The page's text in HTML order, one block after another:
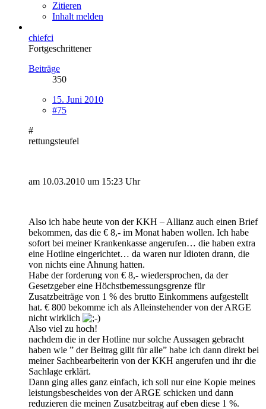
Zitieren
Inhalt melden
chiefci
Fortgeschrittener
Beiträge
350
15. Juni 2010
#75
#
rettungsteufel
am 10.03.2010 um 15:23 Uhr
Also ich habe heute von der KKH – Allianz auch einen Brief
bekommen, das die € 8,- im Monat haben wollen. Ich habe
sofort bei meiner Krankenkasse angerufen… die haben extra
eine Hotline eingerichtet… da waren nur Idioten drann, die
von nichts eine Ahnung hatten.
Habe der forderung von € 8,- wiedersprochen, da der
Gesetzgeber eine Höchstbemessungsgrenze für
Zusatzbeiträge von 1 % des brutto Einkommens aufgestellt
hat. € 800 bekomme ich als Alleinstehender von der ARGE
nicht wirklich
Also viel zu hoch!
nachdem die in der Hotline nur solche Aussagen gebracht
haben wie ” der Beitrag gillt für alle” habe ich dann direkt bei
meiner Sachbearbeiterin von der KKH angerufen und ihr die
Sachlage erklärt.
Dann ging alles ganz einfach, ich soll nur eine Kopie meines
leistungsbescheides von der ARGE schicken und dann
reduzieren die meinen Zusatzbeitrag auf eben diese 1 %.